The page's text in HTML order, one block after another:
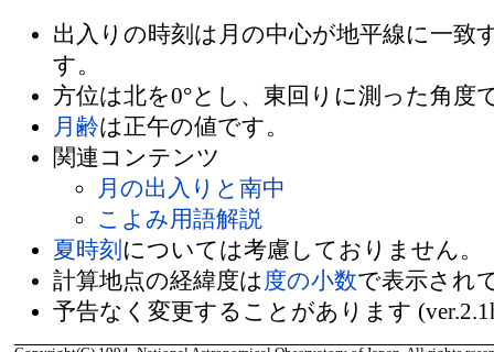
出入りの時刻は月の中心が地平線に一致
す。
方位は北を0°とし、東回りに測った角度
月齢は正午の値です。
関連コンテンツ
月の出入りと南中
こよみ用語解説
夏時刻 については考慮しておりません。
計算地点の経緯度は 度の小数で表示され
予告なく変更することがあります